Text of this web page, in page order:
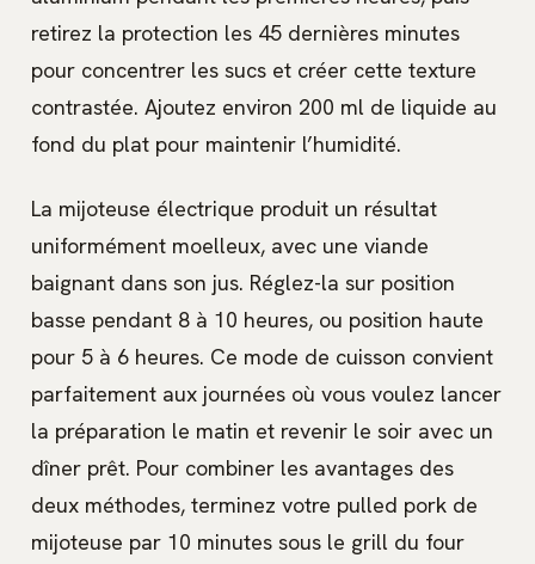
retirez la protection les 45 dernières minutes
pour concentrer les sucs et créer cette texture
contrastée. Ajoutez environ 200 ml de liquide au
fond du plat pour maintenir l’humidité.
La mijoteuse électrique produit un résultat
uniformément moelleux, avec une viande
baignant dans son jus. Réglez-la sur position
basse pendant 8 à 10 heures, ou position haute
pour 5 à 6 heures. Ce mode de cuisson convient
parfaitement aux journées où vous voulez lancer
la préparation le matin et revenir le soir avec un
dîner prêt. Pour combiner les avantages des
deux méthodes, terminez votre pulled pork de
mijoteuse par 10 minutes sous le grill du four